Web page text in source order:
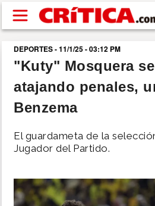
Pasar al contenido principal
buscar
SUCESOS
POLÍTICA
SHOW
DEPORTES - 11/1/25 - 03:12 PM
"Kuty" Mosquera
atajando penales,
Benzema
El guardameta de la
Jugador del Partido.